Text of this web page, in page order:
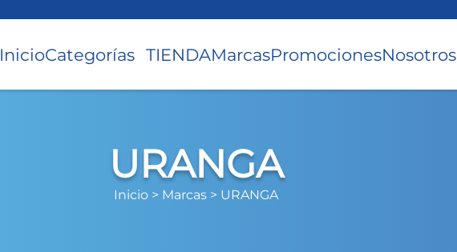
InicioCategorías TIENDAMarcasPromocionesNosotros
URANGA
Inicio > Marcas > URANGA